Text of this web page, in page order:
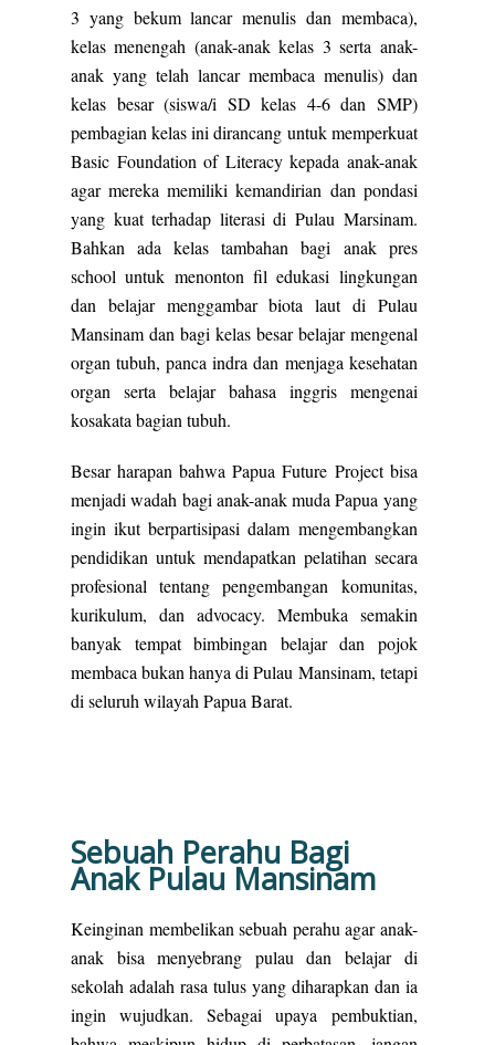
3 yang bekum lancar menulis dan membaca),
kelas menengah (anak-anak kelas 3 serta anak-
anak yang telah lancar membaca menulis) dan
kelas besar (siswa/i SD kelas 4-6 dan SMP)
pembagian kelas ini dirancang untuk memperkuat
Basic Foundation of Literacy kepada anak-anak
agar mereka memiliki kemandirian dan pondasi
yang kuat terhadap literasi di Pulau Marsinam.
Bahkan ada kelas tambahan bagi anak pres
school untuk menonton fil edukasi lingkungan
dan belajar menggambar biota laut di Pulau
Mansinam dan bagi kelas besar belajar mengenal
organ tubuh, panca indra dan menjaga kesehatan
organ serta belajar bahasa inggris mengenai
kosakata bagian tubuh.
Besar harapan bahwa Papua Future Project bisa
menjadi wadah bagi anak-anak muda Papua yang
ingin ikut berpartisipasi dalam mengembangkan
pendidikan untuk mendapatkan pelatihan secara
profesional tentang pengembangan komunitas,
kurikulum, dan advocacy. Membuka semakin
banyak tempat bimbingan belajar dan pojok
membaca bukan hanya di Pulau Mansinam, tetapi
di seluruh wilayah Papua Barat.
Sebuah Perahu Bagi
Anak Pulau Mansinam
Keinginan membelikan sebuah perahu agar anak-
anak bisa menyebrang pulau dan belajar di
sekolah adalah rasa tulus yang diharapkan dan ia
ingin wujudkan. Sebagai upaya pembuktian,